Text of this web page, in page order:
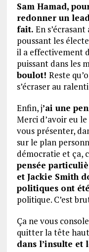
Sam Hamad,
redonner un
fait. En
poussant les
il a effectivement
puissant dans les
boulot! Reste
s’écraser au
Enfin, j’ai une
Merci d’avoir eu
vous présenter,
sur le plan
démocratie et ça,
pensée
et Jackie Smith
politiques ont
politique. C’est
Ça ne vous
quitter la tête
dans l’insulte et